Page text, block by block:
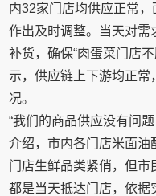
内32家门店均供应正常
作出及时调整。当天对需
补货，确保“肉蛋菜门店
示，供应链上下游均正
况。
“我们的商品供应没有问
介绍，市内各门店米面油
门店生鲜品类紧俏，但
都是当天抵达门店，依据